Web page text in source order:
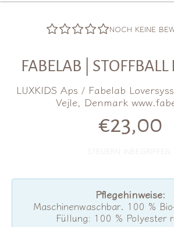
NOCH KEINE
FABELAB |
LUXKIDS Aps / Fabelab
Vejle, Denmark
€23,00
Pflegehinweise:
Maschinenwaschbar. 100 %
Füllung: 100 % Polyester